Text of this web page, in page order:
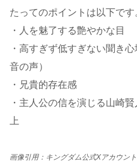
たってのポイントは以下です
・人を魅了する艶やかな目
・高すぎず低すぎない聞き
音の声）
・兄貴的存在感
・主人公の信を演じる山崎
上
画像引用：キングダム公式Xアカウント